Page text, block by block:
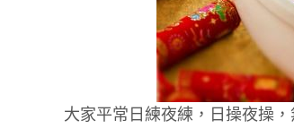
大家平常日練夜練，日操夜操